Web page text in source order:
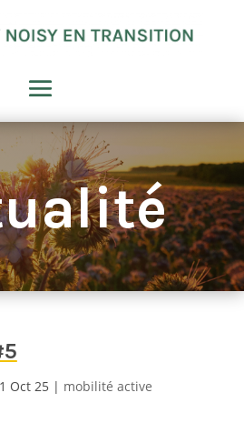
Oct 25 mobilité active